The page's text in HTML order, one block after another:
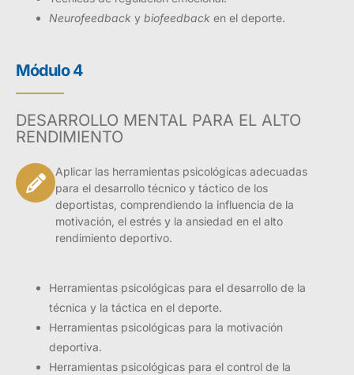
Neurofeedback y biofeedback en el deporte.
Módulo 4
DESARROLLO MENTAL PARA EL ALTO
RENDIMIENTO
Aplicar las herramientas psicológicas adecuadas
para el desarrollo técnico y táctico de los
deportistas, comprendiendo la influencia de la
motivación, el estrés y la ansiedad en el alto
rendimiento deportivo.
Herramientas psicológicas para el desarrollo de la
técnica y la táctica en el deporte.
Herramientas psicológicas para la motivación
deportiva.
Herramientas psicológicas para el control de la